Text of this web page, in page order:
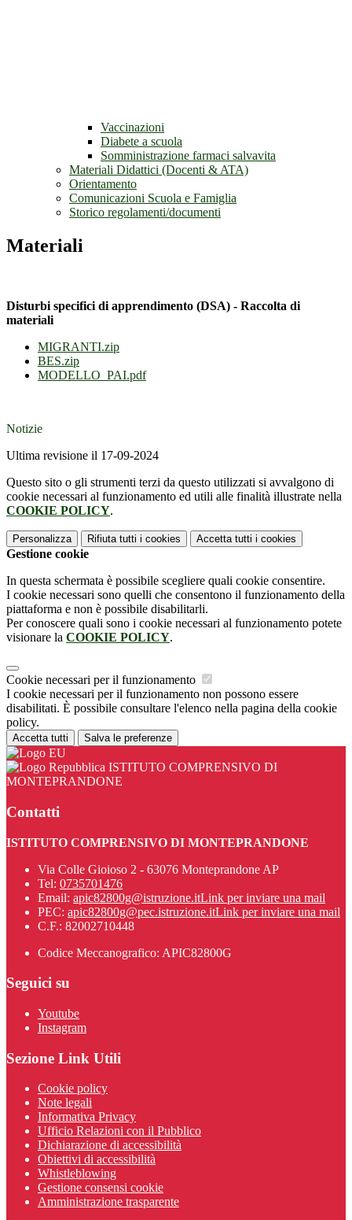
Vaccinazioni
Diabete a scuola
Somministrazione farmaci salvavita
Materiali Didattici (Docenti & ATA)
Orientamento
Comunicazioni Scuola e Famiglia
Storico regolamenti/documenti
Materiali
Disturbi specifici di apprendimento (DSA) - Raccolta di
materiali
MIGRANTI.zip
BES.zip
MODELLO_PAI.pdf
Notizie
Ultima revisione il 17-09-2024
Questo sito o gli strumenti terzi da questo utilizzati si avvalgono di
cookie necessari al funzionamento ed utili alle finalità illustrate nella
COOKIE POLICY.
Personalizza Rifiuta tutti i cookies Accetta tutti i cookies
Gestione cookie
In questa schermata è possibile scegliere quali cookie consentire.
I cookie necessari sono quelli che consentono il funzionamento della
piattaforma e non è possibile disabilitarli.
Per conoscere quali sono i cookie necessari al funzionamento potete
visionare la COOKIE POLICY.
Cookie necessari per il funzionamento
I cookie necessari per il funzionamento non possono essere
disabilitati. È possibile consultare l'elenco nella pagina della cookie
policy.
Accetta tutti Salva le preferenze
ISTITUTO COMPRENSIVO DI
MONTEPRANDONE
Contatti
ISTITUTO COMPRENSIVO DI MONTEPRANDONE
Via Colle Gioioso 2 - 63076 Monteprandone AP
Tel: 0735701476
Email: apic82800g@istruzione.itLink per inviare una mail
PEC: apic82800g@pec.istruzione.itLink per inviare una mail
C.F.: 82002710448
Codice Meccanografico: APIC82800G
Seguici su
Youtube
Instagram
Sezione Link Utili
Cookie policy
Note legali
Informativa Privacy
Ufficio Relazioni con il Pubblico
Dichiarazione di accessibilità
Obiettivi di accessibilità
Whistleblowing
Gestione consensi cookie
Amministrazione trasparente